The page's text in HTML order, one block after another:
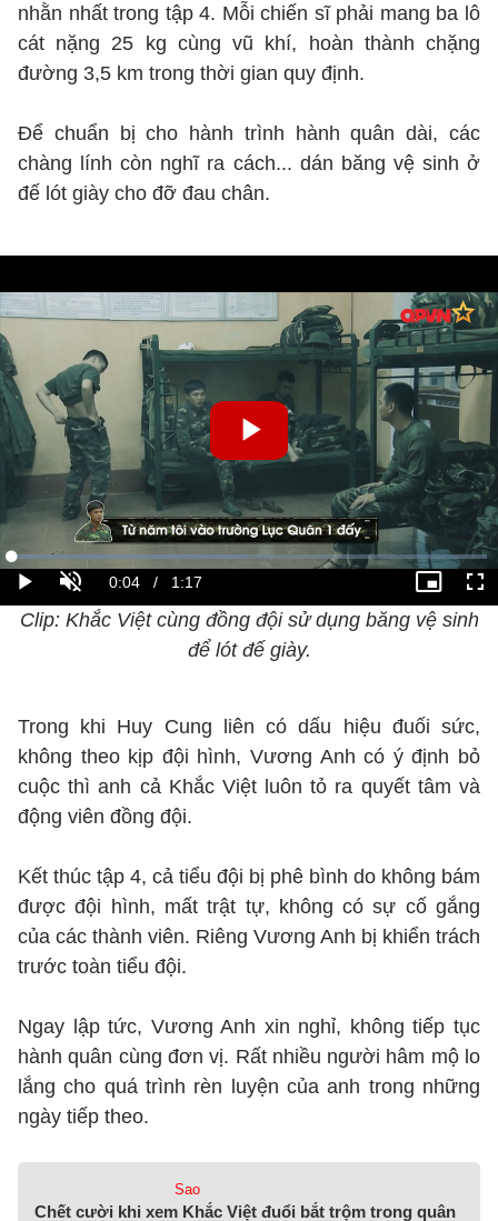
nhằn nhất trong tập 4. Mỗi chiến sĩ phải mang ba lô
cát nặng 25 kg cùng vũ khí, hoàn thành chặng
đường 3,5 km trong thời gian quy định.
Để chuẩn bị cho hành trình hành quân dài, các
chàng lính còn nghĩ ra cách... dán băng vệ sinh ở
đế lót giày cho đỡ đau chân.
Clip: Khắc Việt cùng đồng đội sử dụng băng vệ sinh
để lót đế giày.
Trong khi Huy Cung liên có dấu hiệu đuối sức,
không theo kịp đội hình, Vương Anh có ý định bỏ
cuộc thì anh cả Khắc Việt luôn tỏ ra quyết tâm và
động viên đồng đội.
Kết thúc tập 4, cả tiểu đội bị phê bình do không bám
được đội hình, mất trật tự, không có sự cố gắng
của các thành viên. Riêng Vương Anh bị khiển trách
trước toàn tiểu đội.
Ngay lập tức, Vương Anh xin nghỉ, không tiếp tục
hành quân cùng đơn vị. Rất nhiều người hâm mộ lo
lắng cho quá trình rèn luyện của anh trong những
ngày tiếp theo.
Sao
Chết cười khi xem Khắc Việt đuổi bắt trộm trong quân